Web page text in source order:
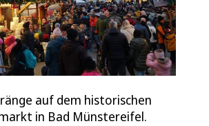
auf dem historischen
in Bad Münstereifel.